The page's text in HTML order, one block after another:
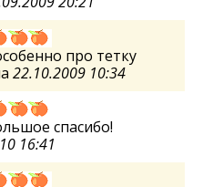
про тетку
22.10.2009 10:34
спасибо!
16:41